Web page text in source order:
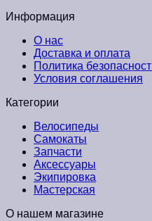
Информация
О нас
Доставка и оплата
Политика
Условия соглашения
Категории
Велосипеды
Самокаты
Запчасти
Аксессуары
Экипировка
Мастерская
О нашем магазине